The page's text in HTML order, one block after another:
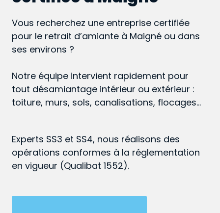
Vous recherchez une entreprise certifiée
pour le retrait d’amiante à Maigné ou dans
ses environs ?
Notre équipe intervient rapidement pour
tout désamiantage intérieur ou extérieur :
toiture, murs, sols, canalisations, flocages…
Experts SS3 et SS4, nous réalisons des
opérations conformes à la réglementation
en vigueur (Qualibat 1552).